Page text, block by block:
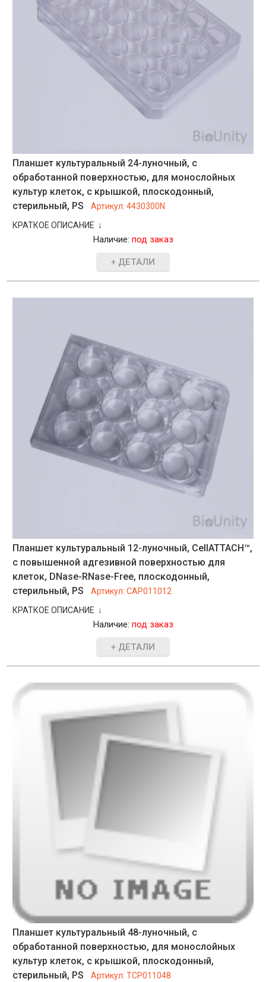
Планшет культуральный 24-луночный, с
обработанной поверхностью, для монослойных
культур клеток, с крышкой, плоскодонный,
стерильный, PS
Артикул:4430300N
КРАТКОЕ ОПИСАНИЕ ↓
Наличие: под заказ
+ ДЕТАЛИ
Планшет культуральный 12-луночный, CellATTACH™,
с повышенной адгезивной поверхностью для
клеток, DNase-RNase-Free, плоскодонный,
стерильный, PS
Артикул:CAP011012
КРАТКОЕ ОПИСАНИЕ ↓
Наличие: под заказ
+ ДЕТАЛИ
Планшет культуральный 48-луночный, с
обработанной поверхностью, для монослойных
культур клеток, с крышкой, плоскодонный,
стерильный, PS
Артикул:TCP011048